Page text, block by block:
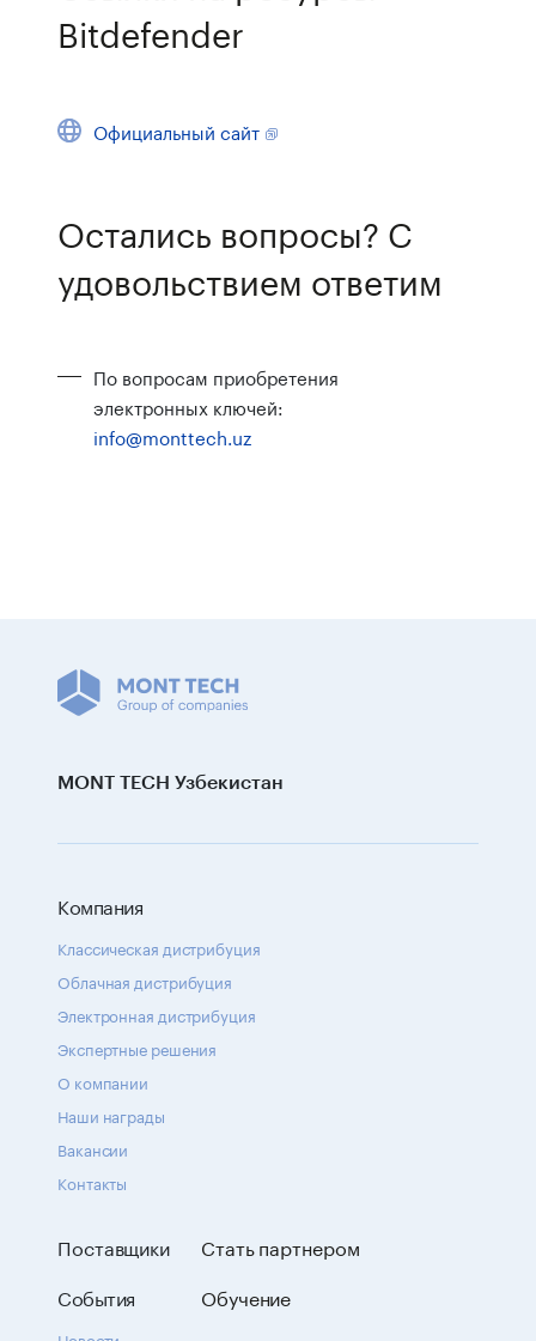
Bitdefender
Официальный сайт
Остались вопросы? С
удовольствием ответим
По вопросам приобретения
электронных ключей:
info@monttech.uz
MONT TECH Узбекистан
Компания
Классическая дистрибуция
Облачная дистрибуция
Электронная дистрибуция
Экспертные решения
О компании
Наши награды
Вакансии
Контакты
Поставщики
События
Стать партнером
Обучение